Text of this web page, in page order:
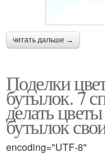
читать дальше →
Поделки
бутылок. 7
делать
бутылок
encoding="UTF-8"